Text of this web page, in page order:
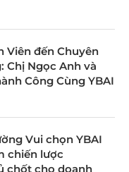
Viên đến Chuyên
Chị Ngọc Anh và
Công Cùng YBAI
Vui chọn YBAI
chiến lược
chốt cho doanh